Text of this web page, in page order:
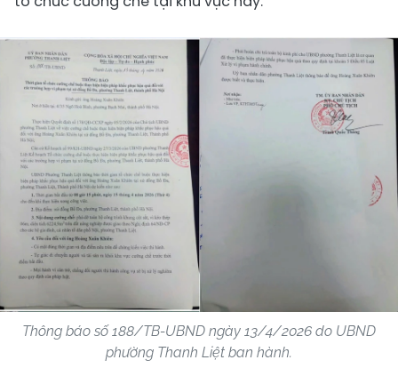
Thông báo số 188/TB-UBND ngày 13/4/2026 do UBND
phường Thanh Liệt ban hành.